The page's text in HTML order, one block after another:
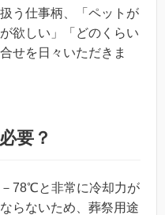
う仕事柄、「ペットが
欲しい」「どのくらい
せを日々いただきま
要？
78℃と非常に冷却力が
らないため、葬祭用途